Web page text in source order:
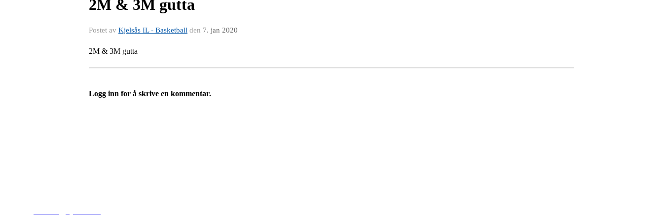
2M & 3M gutta
Postet av Kjelsås IL - Basketball den 7. jan 2020
2M & 3M gutta
Logg inn for å skrive en kommentar.